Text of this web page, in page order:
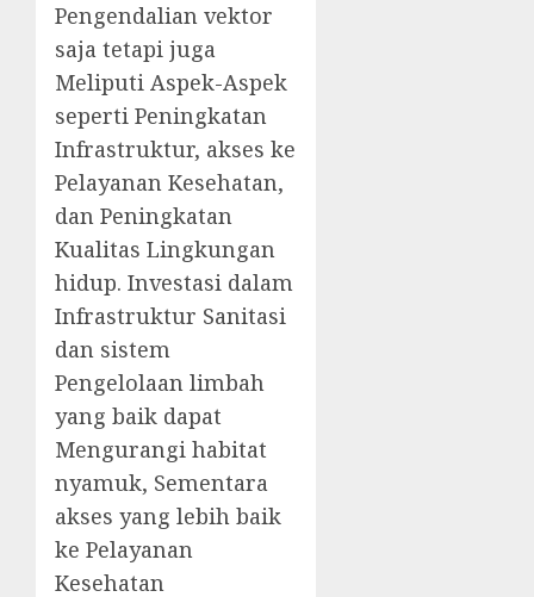
Pengendalian vektor
saja tetapi juga
Meliputi Aspek-Aspek
seperti Peningkatan
Infrastruktur, akses ke
Pelayanan Kesehatan,
dan Peningkatan
Kualitas Lingkungan
hidup. Investasi dalam
Infrastruktur Sanitasi
dan sistem
Pengelolaan limbah
yang baik dapat
Mengurangi habitat
nyamuk, Sementara
akses yang lebih baik
ke Pelayanan
Kesehatan